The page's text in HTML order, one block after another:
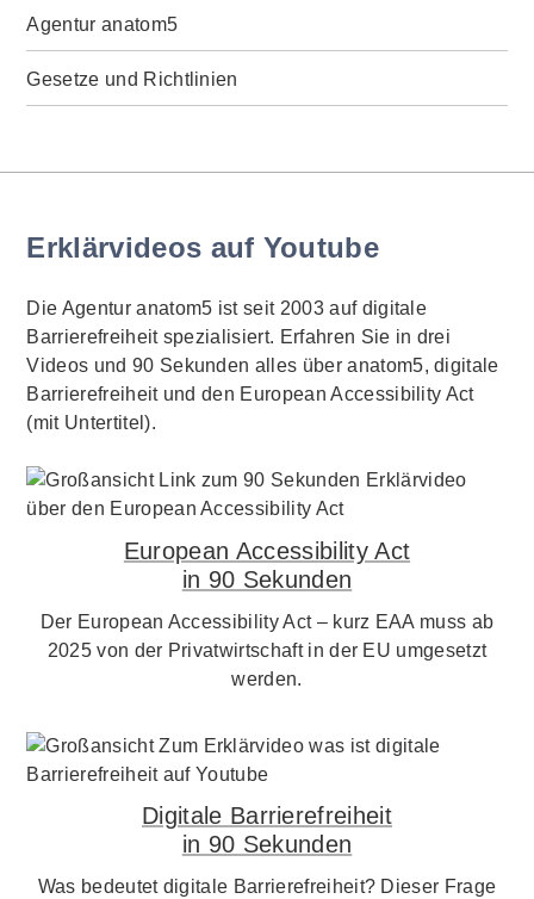
Agentur anatom5
Gesetze und Richtlinien
Erklärvideos auf Youtube
Die Agentur anatom5 ist seit 2003 auf digitale
Barrierefreiheit spezialisiert. Erfahren Sie in drei
Videos und 90 Sekunden alles über anatom5, digitale
Barrierefreiheit und den European Accessibility Act
(mit Untertitel).
European Accessibility Act
in 90 Sekunden
Der European Accessibility Act – kurz EAA muss ab
2025 von der Privatwirtschaft in der EU umgesetzt
werden.
Digitale Barrierefreiheit
in 90 Sekunden
Was bedeutet digitale Barrierefreiheit? Dieser Frage